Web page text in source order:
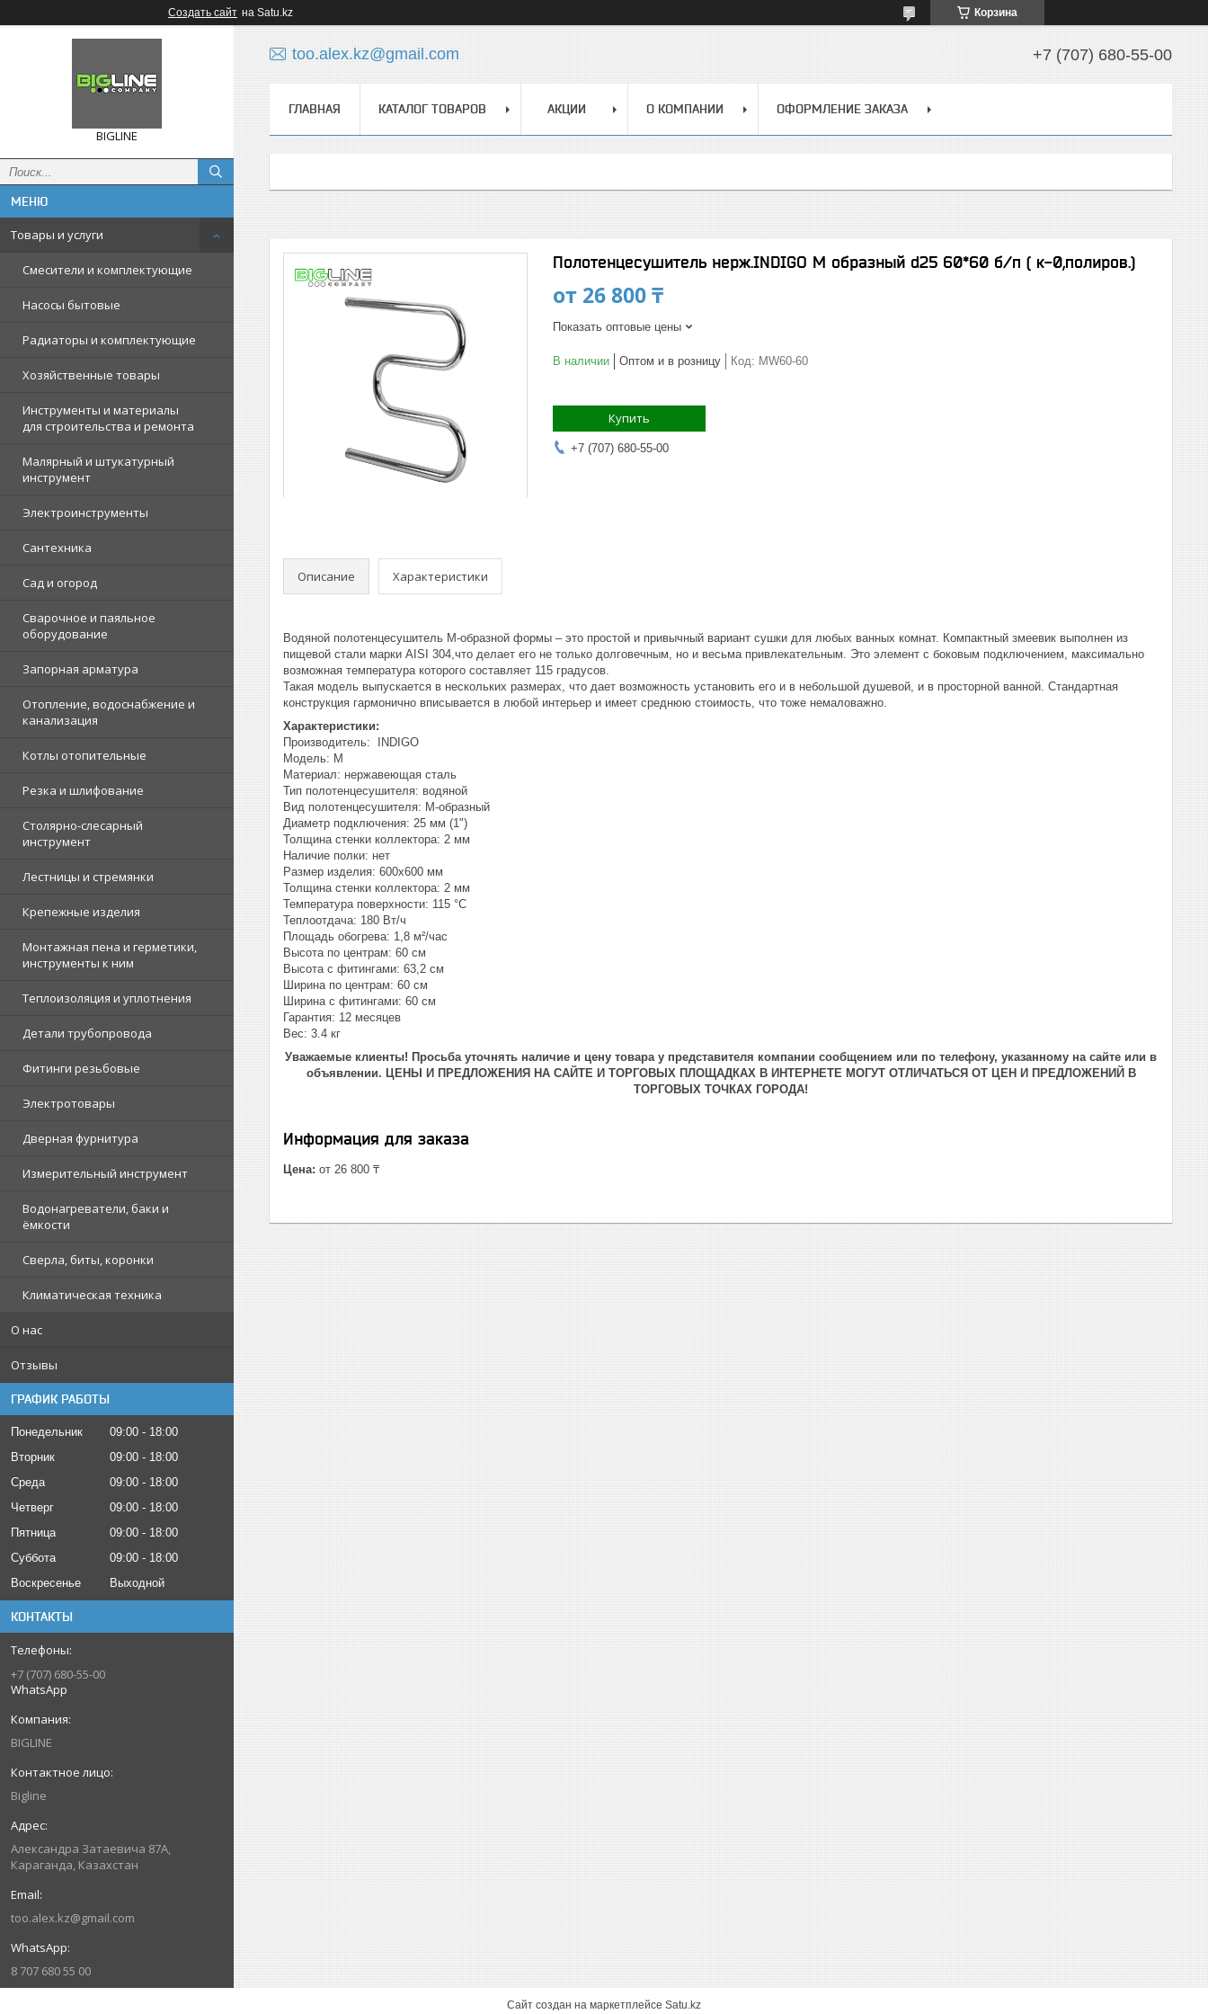
Создать сайт на Satu.kz Корзина
BIGLINE
Товары и услуги
Смесители и комплектующие
Насосы бытовые
Радиаторы и комплектующие
Хозяйственные товары
Инструменты и материалы
для строительства и ремонта
Малярный и штукатурный
инструмент
Электроинструменты
Сантехника
Сад и огород
Сварочное и паяльное
оборудование
Запорная арматура
Отопление, водоснабжение и
канализация
Котлы отопительные
Резка и шлифование
Столярно-слесарный
инструмент
Лестницы и стремянки
Крепежные изделия
Монтажная пена и герметики,
инструменты к ним
Теплоизоляция и уплотнения
Детали трубопровода
Фитинги резьбовые
Электротовары
Дверная фурнитура
Измерительный инструмент
Водонагреватели, баки и
ёмкости
Сверла, биты, коронки
Климатическая техника
О нас
Отзывы
ГРАФИК РАБОТЫ
Понедельник 09:00
18:00
Вторник
09:00
18:00
Среда
09:00
18:00
Четверг
09:00
18:00
Пятница
09:00
18:00
Суббота
09:00
18:00
Воскресенье
Выходной
КОНТАКТЫ
+7 (707) 680-55-00
WhatsApp
BIGLINE
Bigline
Александра Затаевича 87А,
Караганда, Казахстан
too.alex.kz@gmail.com
8 707 680 55 00
too.alex.kz@gmail.com +7 (707) 680-55-00
ГЛАВНАЯ КАТАЛОГ ТОВАРОВ АКЦИИ О КОМПАНИИ ОФОРМЛЕНИЕ ЗАКАЗА
Полотенцесушитель нерж.INDIGO М образный d25 60*60 б/п ( к-0,полиров.)
от 26 800 ₸
Показать оптовые цены
В наличии Оптом и в розницу Код: MW60-60
Купить
+7 (707) 680-55-00
Описание Характеристики
Водяной полотенцесушитель М-образной формы – это простой и привычный вариант сушки для любых ванных комнат. Компактный змеевик выполнен из
пищевой стали марки AISI 304,что делает его не только долговечным, но и весьма привлекательным. Это элемент с боковым подключением, максимально
возможная температура которого составляет 115 градусов.
Такая модель выпускается в нескольких размерах, что дает возможность установить его и в небольшой душевой, и в просторной ванной. Стандартная
конструкция гармонично вписывается в любой интерьер и имеет среднюю стоимость, что тоже немаловажно.
Характеристики:
Производитель: INDIGO
Модель: M
Материал: нержавеющая сталь
Тип полотенцесушителя: водяной
Вид полотенцесушителя: М-образный
Диаметр подключения: 25 мм (1")
Толщина стенки коллектора: 2 мм
Наличие полки: нет
Размер изделия: 600x600 мм
Толщина стенки коллектора: 2 мм
Температура поверхности: 115 °С
Теплоотдача: 180 Вт/ч
Площадь обогрева: 1,8 м²/час
Высота по центрам: 60 см
Высота с фитингами: 63,2 см
Ширина по центрам: 60 см
Ширина с фитингами: 60 см
Гарантия: 12 месяцев
Вес: 3.4 кг
Уважаемые клиенты! Просьба уточнять наличие и цену товара у представителя компании сообщением или по телефону, указанному на сайте или в
объявлении. ЦЕНЫ И ПРЕДЛОЖЕНИЯ НА САЙТЕ И ТОРГОВЫХ ПЛОЩАДКАХ В ИНТЕРНЕТЕ МОГУТ ОТЛИЧАТЬСЯ ОТ ЦЕН И ПРЕДЛОЖЕНИЙ В
ТОРГОВЫХ ТОЧКАХ ГОРОДА!
Информация для заказа
Цена: от 26 800 ₸
Сайт создан на маркетплейсе Satu.kz